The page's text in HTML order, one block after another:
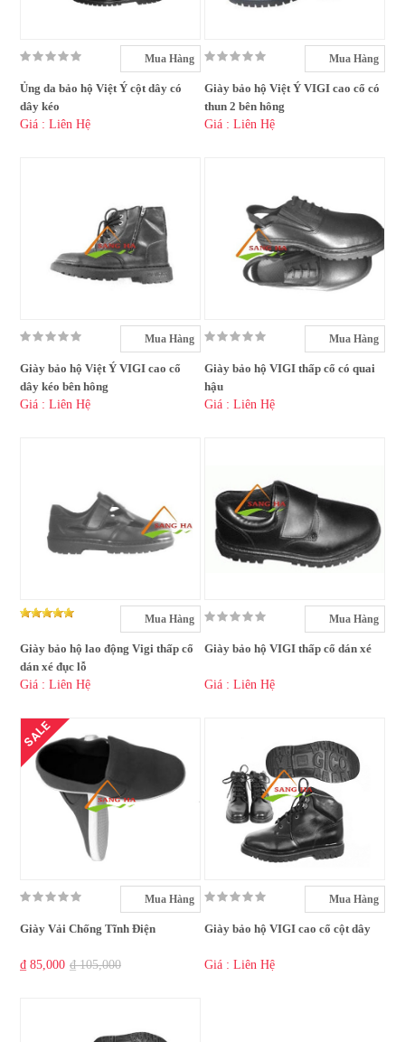
Mua Hàng
Ủng da bảo hộ Việt Ý cột dây có
dây kéo
Giá : Liên Hệ
Mua Hàng
Giày bảo hộ Việt Ý VIGI cao cổ có
thun 2 bên hông
Giá : Liên Hệ
Mua Hàng
Giày bảo hộ Việt Ý VIGI cao cổ
dây kéo bên hông
Giá : Liên Hệ
Mua Hàng
Giày bảo hộ VIGI thấp cổ có quai
hậu
Giá : Liên Hệ
Mua Hàng
Giày bảo hộ lao động Vigi thấp cổ
dán xé đục lỗ
Giá : Liên Hệ
Mua Hàng
Giày bảo hộ VIGI thấp cổ dán xé
Giá : Liên Hệ
SALE
Mua Hàng
Giày Vải Chống Tĩnh Điện
₫ 85,000 ₫ 105,000
Mua Hàng
Giày bảo hộ VIGI cao cổ cột dây
Giá : Liên Hệ